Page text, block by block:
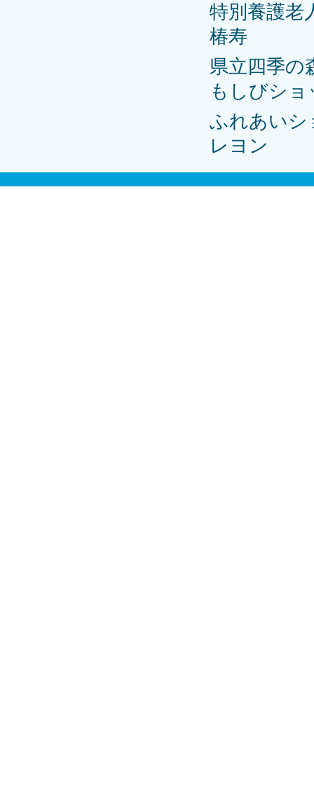
特別養護
椿寿
県立四季の
もしびショ
ふれあいシ
レヨン